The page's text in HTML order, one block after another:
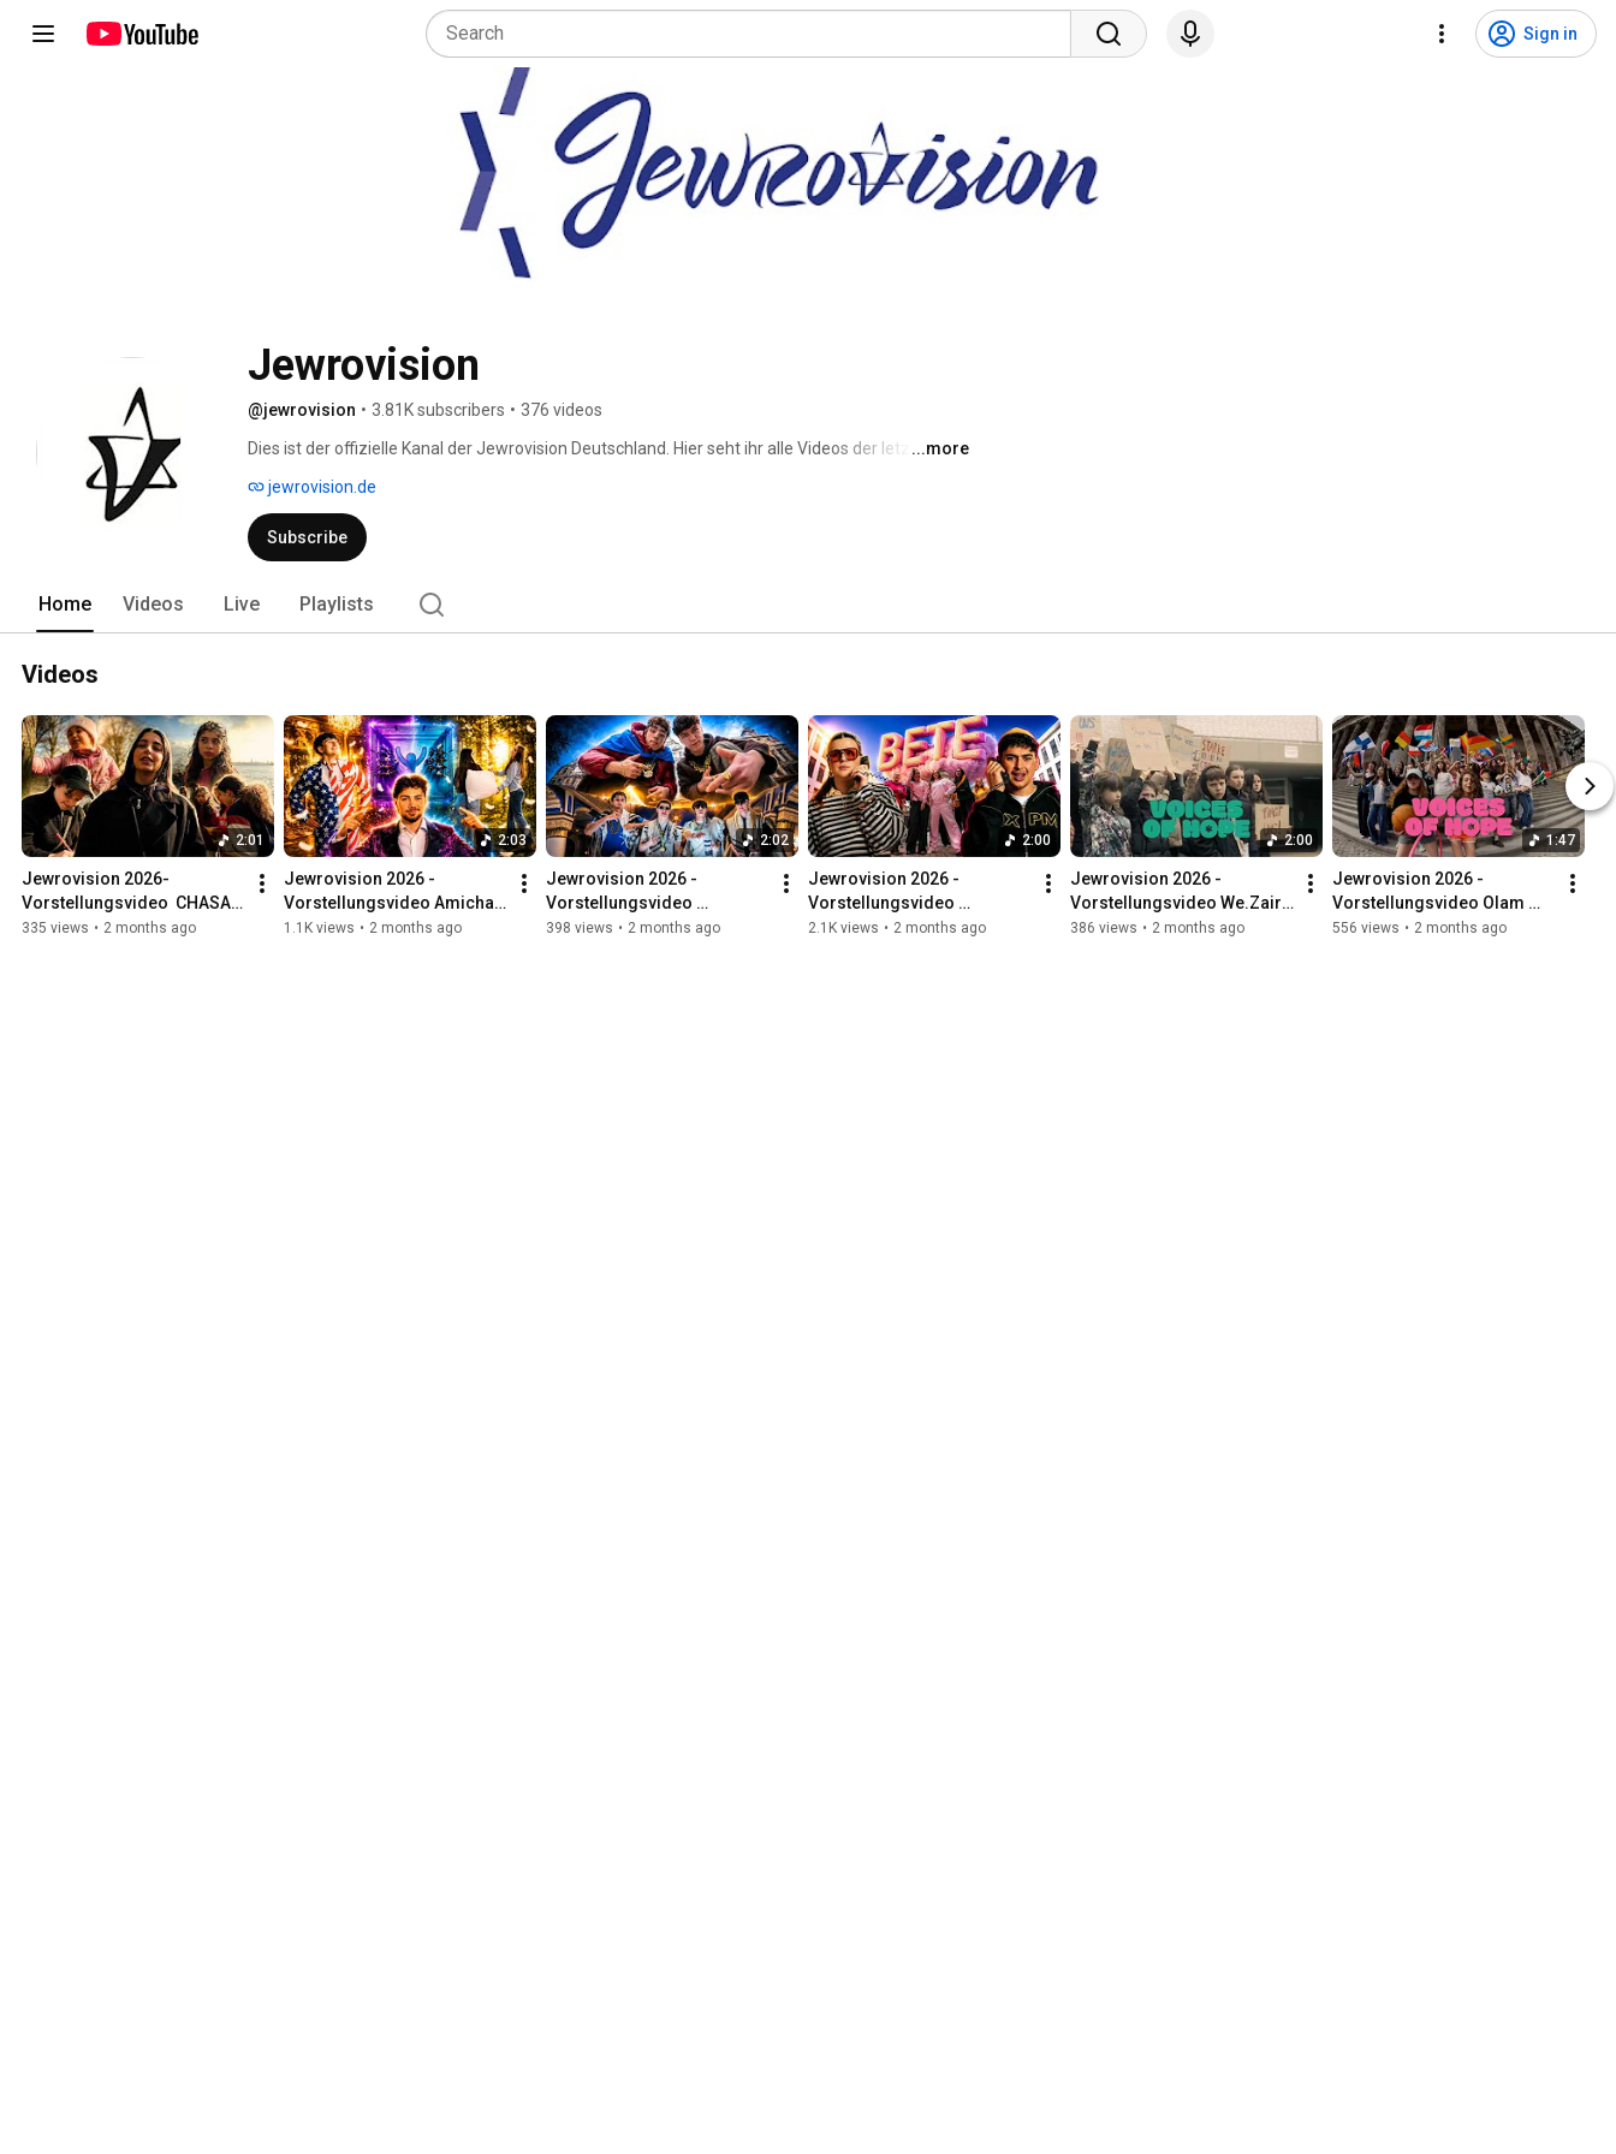
Sign in
Jewrovision
@jewrovision • 3.81K subscribers • 376 videos
Dies ist der offizielle Kanal der Jewrovision Deutschland. Hier seht ihr alle Videos der letzten ...more
jewrovision.de
Subscribe
Home Videos Live Playlists
Videos
2:01
Jewrovision 2026-
Vorstellungsvideo  CHASAK
Hamburg & ATID Bremen
335 views • 2 months ago
2:03
Jewrovision 2026 -
Vorstellungsvideo Amichai
Frankfurt
1.1K views • 2 months ago
2:02
Jewrovision 2026 -
Vorstellungsvideo
Chaverim Leipzig
398 views • 2 months ago
2:00
Jewrovision 2026 -
Vorstellungsvideo
Neschama München
2.1K views • 2 months ago
2:00
Jewrovision 2026 -
Vorstellungsvideo We.Zair
Westfalia
386 views • 2 months ago
1:47
Jewrovision 2026 -
Vorstellungsvideo Olam
Berlin
556 views • 2 months ago